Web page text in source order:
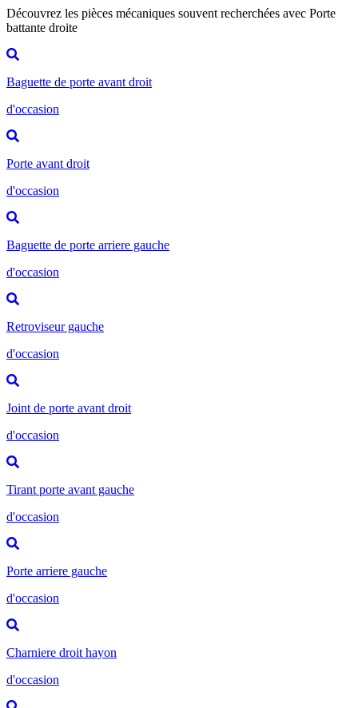
Découvrez les pièces mécaniques souvent recherchées avec Porte
battante droite
Baguette de porte avant droit
d'occasion
Porte avant droit
d'occasion
Baguette de porte arriere gauche
d'occasion
Retroviseur gauche
d'occasion
Joint de porte avant droit
d'occasion
Tirant porte avant gauche
d'occasion
Porte arriere gauche
d'occasion
Charniere droit hayon
d'occasion